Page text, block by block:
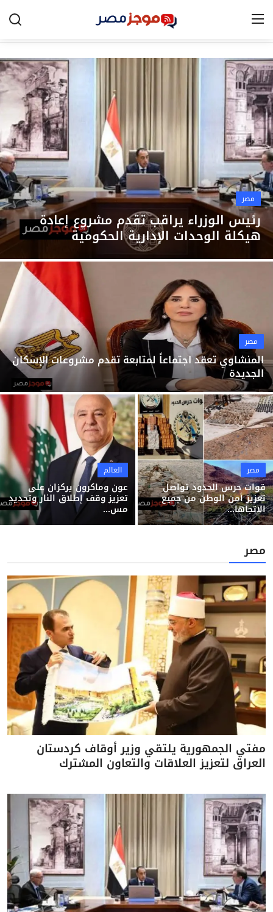
الرئيسية
مصر
الخليج
العالم
الرياضة
اقتصاد
تكنولوجيا
التعليم
منوعات
مصر
رئيس الوزراء يراقب تقدم مشروع إعادة
هيكلة الوحدات الإدارية الحكومية
مصر
المنشاوي تعقد اجتماعاً لمتابعة تقدم مشروعات الإسكان
الجديدة
مصر
قوات حرس الحدود تواصل
تعزيز أمن الوطن من جميع
الاتجاها...
العالم
عون وماكرون يركزان على
تعزيز وقف إطلاق النار وتحديد
مس...
مصر
مفتي الجمهورية يلتقي وزير أوقاف كردستان
العراق لتعزيز العلاقات والتعاون المشترك